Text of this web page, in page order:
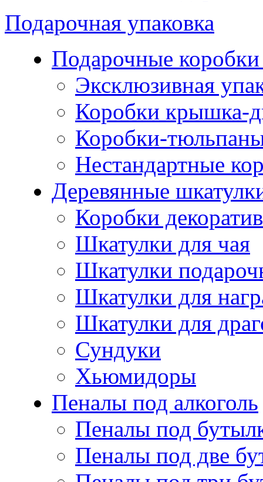
Подарочная упаковка
Подарочные коробки
Эксклюзивная
Коробки крышка-
Коробки-
Нестандартные
Деревянные
Коробки
Шкатулки для чая
Шкатулки
Шкатулки для
Шкатулки для
Сундуки
Хьюмидоры
Пеналы под алкоголь
Пеналы под
Пеналы под две